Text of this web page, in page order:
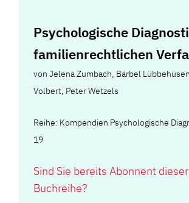
Psychologische
familienrechtlichen
vonJelena Zumbach, Bärbel Lübbehüsen
Volbert, Peter Wetzels
Reihe: Kompendien Psychologische
19
Sind Sie bereits Abonnent dieser
Buchreihe?